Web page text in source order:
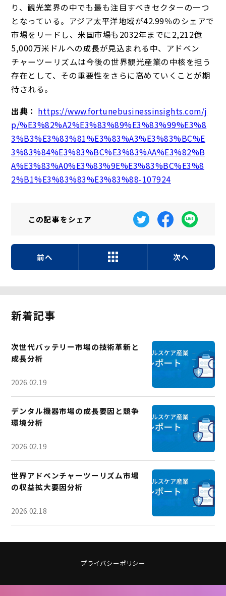
り、観光業界の中でも最も注目すべきセクターの一つ
となっている。アジア太平洋地域が42.99％のシェアで
市場をリードし、米国市場も2032年までに2,212億
5,000万米ドルへの成長が見込まれる中、アドベン
チャーツーリズムは今後の世界観光産業の中核を担う
存在として、その重要性をさらに高めていくことが期
待される。
出典： https://www.fortunebusinessinsights.com/j
p/%E3%82%A2%E3%83%89%E3%83%99%E3%8
3%B3%E3%83%81%E3%83%A3%E3%83%BC%E
3%83%84%E3%83%BC%E3%83%AA%E3%82%B
A%E3%83%A0%E3%83%9E%E3%83%BC%E3%8
2%B1%E3%83%83%E3%83%88-107924
この記事をシェア
前へ 次へ
新着記事
次世代バッテリー市場の技術革新と
成長分析
2026.02.19
デンタル機器市場の成長要因と競争
環境分析
2026.02.19
世界アドベンチャーツーリズム市場
の収益拡大要因分析
2026.02.18
プライバシーポリシー